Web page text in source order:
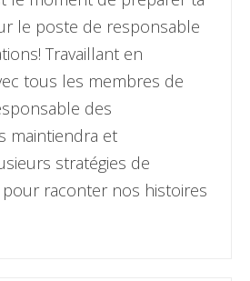
le poste de responsable
Travaillant en
tous les membres de
des
maintiendra et
stratégies de
raconter nos histoires